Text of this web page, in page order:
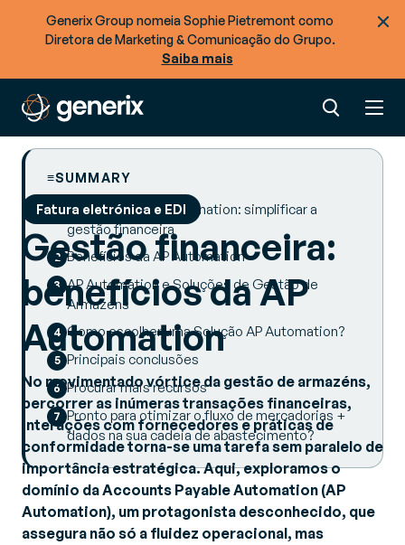
Generix Group nomeia Sophie Pietremont como
Diretora de Marketing & Comunicação do Grupo.
Saiba mais
Fatura eletrónica e EDI
Gestão financeira:
benefícios da AP
Automation
No movimentado vórtice da gestão de armazéns,
percorrer as inúmeras transações financeiras,
interações com fornecedores e práticas de
conformidade torna-se uma tarefa sem paralelo de
importância estratégica. Aqui, exploramos o
domínio da Accounts Payable Automation (AP
Automation), um protagonista desconhecido, que
assegura não só a fluidez operacional, mas
SUMMARY
Introdução à AP Automation: simplificar a
gestão financeira
Benefícios da AP Automation
AP Automation e Soluções de Gestão de
Armazéns
Como escolher uma Solução AP Automation?
Principais conclusões
Procurar mais recursos
Pronto para otimizar o fluxo de mercadorias +
dados na sua cadeia de abastecimento?